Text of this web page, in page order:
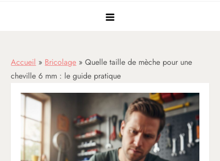
Accueil » Bricolage » Quelle taille de mèche pour une
cheville 6 mm : le guide pratique